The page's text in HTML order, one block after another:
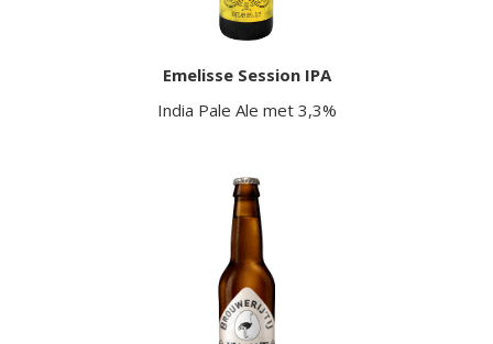
Emelisse Session IPA
India Pale Ale met 3,3%